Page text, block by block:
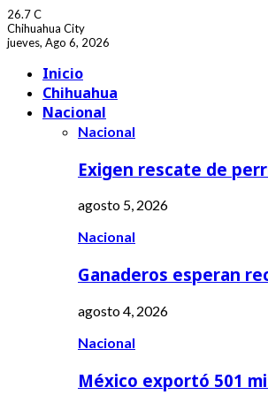
26.7C
Chihuahua City
jueves, Ago 6, 2026
Inicio
Chihuahua
Nacional
Nacional
Exigen rescate de
agosto 5, 2026
Nacional
Ganaderos esperan
agosto 4, 2026
Nacional
México exportó 501